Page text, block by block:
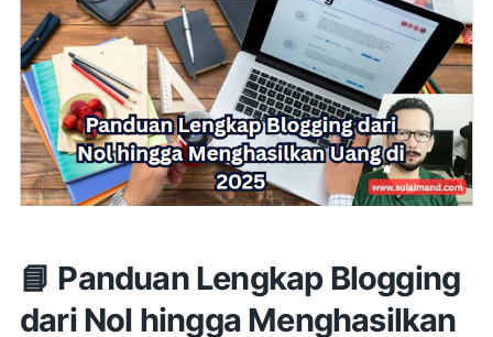
📘 Panduan Lengkap Blogging
dari Nol hingga Menghasilkan